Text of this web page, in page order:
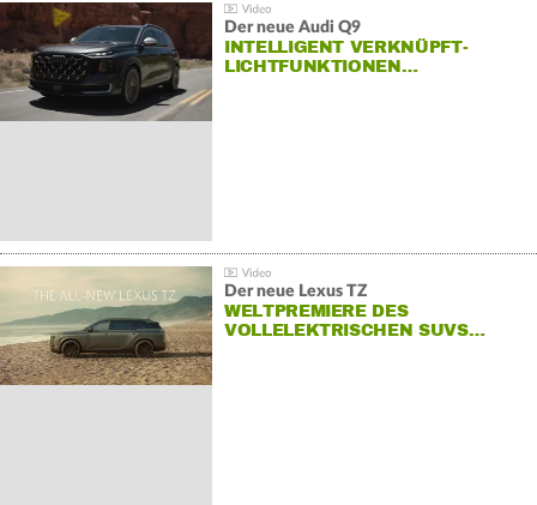
Der neue Audi Q9
INTELLIGENT VERKNÜPFT-
LICHTFUNKTIONEN…
Der neue Lexus TZ
WELTPREMIERE DES
VOLLELEKTRISCHEN SUVS…